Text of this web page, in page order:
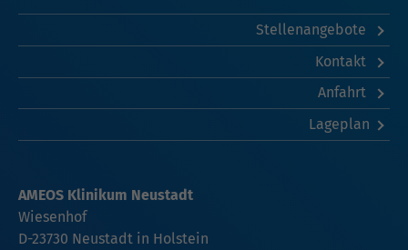
Stellenangebote
Kontakt
Anfahrt
Lageplan
AMEOS Klinikum Neustadt
Wiesenhof
D-23730 Neustadt in Holstein